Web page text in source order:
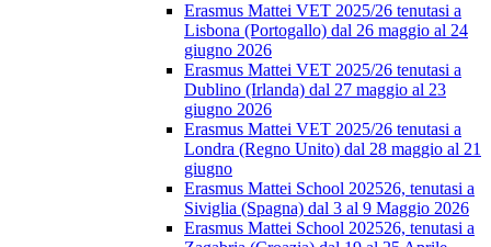
Erasmus Mattei VET 2025/26 tenutasi a
Lisbona (Portogallo) dal 26 maggio al 24
giugno 2026
Erasmus Mattei VET 2025/26 tenutasi a
Dublino (Irlanda) dal 27 maggio al 23
giugno 2026
Erasmus Mattei VET 2025/26 tenutasi a
Londra (Regno Unito) dal 28 maggio al 21
giugno
Erasmus Mattei School 202526, tenutasi a
Siviglia (Spagna) dal 3 al 9 Maggio 2026
Erasmus Mattei School 202526, tenutasi a